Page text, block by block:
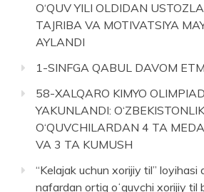
O‘QUV YILI OLDIDAN
TAJRIBA VA MOTIVATSIYA
AYLANDI
1-SINFGA QABUL DAVOM
58-XALQARO KIMYO
YAKUNLANDI: O‘ZBEKISTONLIK
O‘QUVCHILARDAN 4 TA
VA 3 TA KUMUSH
“Kelajak uchun xorijiy til” loyihasi
nafardan ortiq oʻquvchi xorijiy til